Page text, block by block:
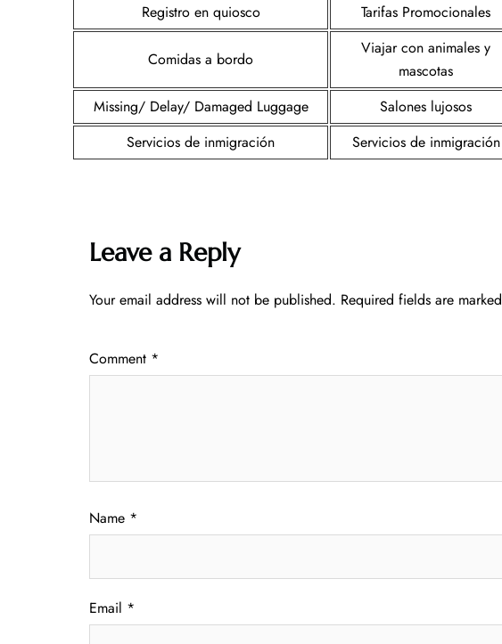
Registro en quiosco
Tarifas Promocionales
Comidas a bordo
Viajar con animales y
mascotas
Missing/ Delay/ Damaged Luggage Salones lujosos
Servicios de inmigración
Servicios de inmigración
Leave a Reply
Your email address will not be published. Required fields are marked
Comment *
Name *
Email *